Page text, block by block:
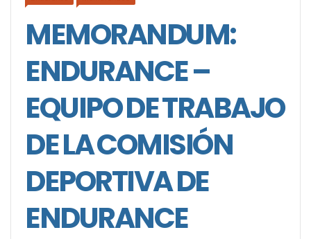
MEMORANDUM:
ENDURANCE –
EQUIPO DE TRABAJO
DE LA COMISIÓN
DEPORTIVA DE
ENDURANCE